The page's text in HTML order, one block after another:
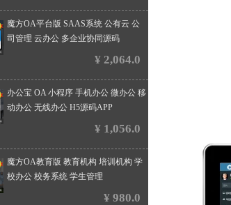
魔方OA平台版 SAAS系统 公有云 公
司管理 云办公 多企业协同源码
¥ 2,064.0
办公宝 OA 小程序 手机办公 微办公 移
动办公 无线办公 H5源码APP
¥ 1,056.0
魔方OA教育版 教育机构 培训机构 学
校办公 校务系统 学生管理
¥ 980.0